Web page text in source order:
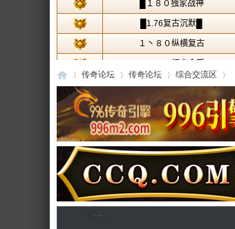
传 »
传奇论坛
›
传奇论坛 综合交流区
›